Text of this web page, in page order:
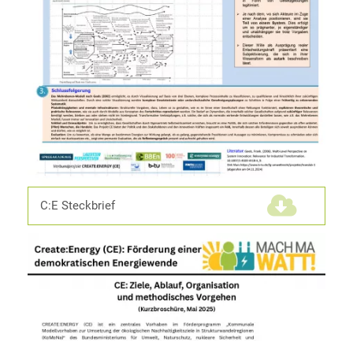
C:E Steckbrief(456,4 KiB)